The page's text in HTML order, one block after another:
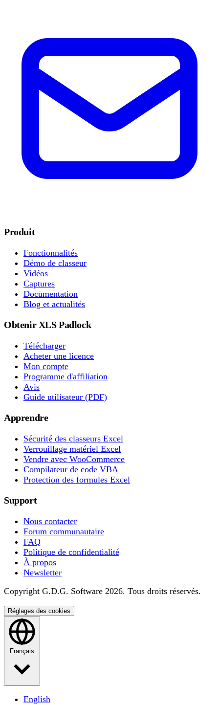
Produit
Fonctionnalités
Démo de classeur
Vidéos
Captures
Documentation
Blog et actualités
Obtenir XLS Padlock
Télécharger
Acheter une licence
Mon compte
Programme d'affiliation
Avis
Guide utilisateur (PDF)
Apprendre
Sécurité des classeurs Excel
Verrouillage matériel Excel
Vendre avec WooCommerce
Compilateur de code VBA
Protection des formules Excel
Support
Nous contacter
Forum communautaire
FAQ
Politique de confidentialité
À propos
Newsletter
Copyright G.D.G. Software 2026. Tous droits réservés.
Réglages des cookies
Français
English